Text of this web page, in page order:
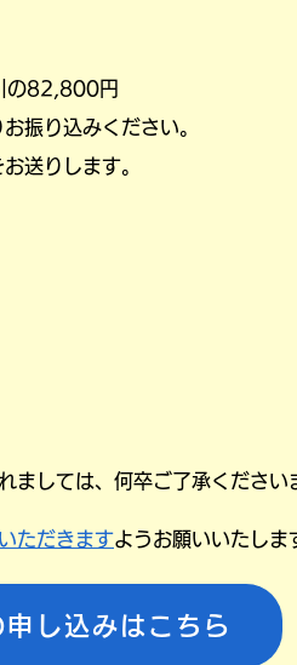
の82,800円
振り込みください。
送りします。
ましては、何卒ご了承ください
ただきますようお願いいたしま
し込みはこちら